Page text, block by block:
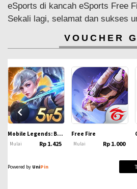
eSports di kancah eSports Free
Sekali lagi, selamat dan sukses
VOUCHER